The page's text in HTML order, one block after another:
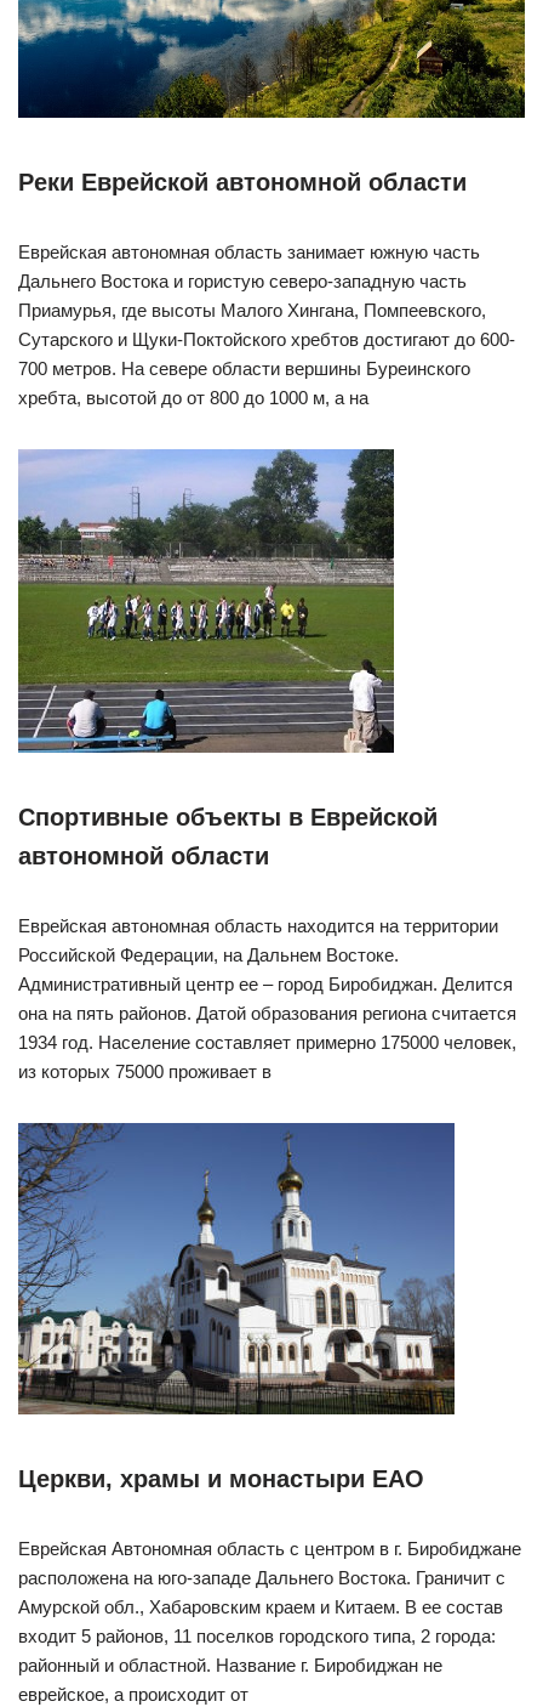
Реки Еврейской автономной области
Еврейская автономная область занимает южную часть
Дальнего Востока и гористую северо-западную часть
Приамурья, где высоты Малого Хингана, Помпеевского,
Сутарского и Щуки-Поктойского хребтов достигают до 600-
700 метров. На севере области вершины Буреинского
хребта, высотой до от 800 до 1000 м, а на
Спортивные объекты в Еврейской
автономной области
Еврейская автономная область находится на территории
Российской Федерации, на Дальнем Востоке.
Административный центр ее – город Биробиджан. Делится
она на пять районов. Датой образования региона считается
1934 год. Население составляет примерно 175000 человек,
из которых 75000 проживает в
Церкви, храмы и монастыри ЕАО
Еврейская Автономная область с центром в г. Биробиджане
расположена на юго-западе Дальнего Востока. Граничит с
Амурской обл., Хабаровским краем и Китаем. В ее состав
входит 5 районов, 11 поселков городского типа, 2 города:
районный и областной. Название г. Биробиджан не
еврейское, а происходит от